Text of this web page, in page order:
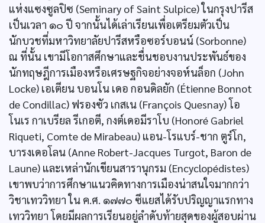
แห่งแซงซูลปิซ (Seminary of Saint Sulpice) ในกรุงปารีส
เป็นเวลา ๑๐ ปี จากนั้นได้เล่าเรียนเพื่อเตรียมตัวเป็น
นักบวชที่มหาวิทยาลัยปารีสหรือซอร์บอนน์ (Sorbonne)
ณ ที่นั้น เขามีโอกาสศึกษาและชื่นชอบงานประพันธ์ของ
นักทฤษฎีการเมืองหรือเศรษฐกิจอย่างจอห์นล็อก (John
Locke) เอเตียน บอนโน เดอ กอนดิลยัก (Étienne Bonnot
de Condillac) ฟรองซัว เกสเน (François Quesnay) โอ
โนเร กาเบรียล รีเกอตี, กงต์เดอมีราโบ (Honoré Gabriel
Riqueti, Comte de Mirabeau) แอน-โรแบร์-ชาก ตูร์โก,
บารงเดอโลน (Anne Robert-Jacques Turgot, Baron de
Laune) และเหล่านักเขียนสารานุกรม (Encyclopédistes)
เขาพบว่าการศึกษาแนวคิดทางการเมืองน่าสนใจมากกว่า
วิชาเทววิทยา ใน ค.ศ. ๑๗๗๐ ซีแยสได้รับปริญญาแรกทาง
เทววิทยา โดยมีผลการเรียนอยู่ลำดับท้ายสุดของผู้สอบผ่าน